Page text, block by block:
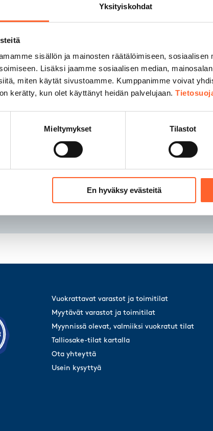
Yksityiskohdat
sisällön ja mainosten räätälöimiseen,
Lisäksi jaamme sosiaalisen median,
miten käytät sivustoamme. Kumppanimme voivat
kerätty, kun olet käyttänyt heidän palvelujaan.
Mieltymykset Tilastot
En hyväksy evästeitä
Talliosake Kangasala
Talliosake Kempele
Talliosake Kirkkonummi
Talliosake Kuopio
Talliosake Lempäälä
Talliosake Lohja
Talliosake
Talliosake
Talliosake
Talliosake
Talliosake
Talliosake
Vuokrattavat varastot ja toimitilat
Myytävät varastot ja toimitilat
Myynnissä olevat, valmiiksi vuokratut tilat
Talliosake-tilat kartalla
Ota yhteyttä
Usein kysyttyä